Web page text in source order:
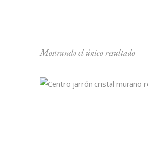
Mostrando el único resultado